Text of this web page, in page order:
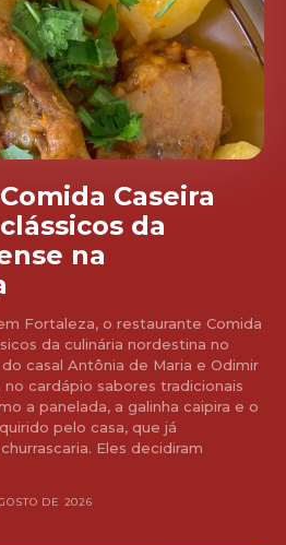
Caseira
da
na
Fortaleza, o restaurante Comida
da culinária nordestina no
casal Antônia de Maria e Odimir
no cardápio sabores tradicionais
a panelada, a galinha caipira e o
Eles decidiram
DE 2026